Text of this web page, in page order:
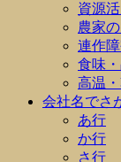
資源活
農家
連作
食味
高温
会社名でさ
あ行
か行
さ行